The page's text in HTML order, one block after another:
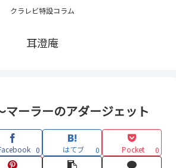
クラレビ特設コラム
耳澄庵
ーラーのアダージェット
0 はてブ 0 Pocket 0